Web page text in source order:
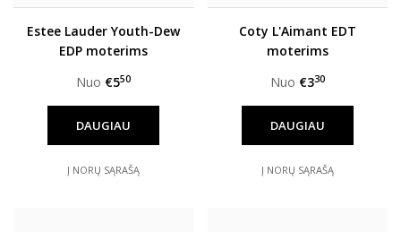
Estee Lauder Youth-Dew
EDP moterims
Nuo €550
DAUGIAU
Į NORŲ SĄRAŠĄ
Coty L'Aimant EDT
moterims
Nuo €330
DAUGIAU
Į NORŲ SĄRAŠĄ